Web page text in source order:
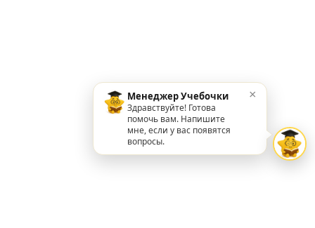
Менеджер Учебочки
Здравствуйте! Готова
помочь вам. Напишите
мне, если у вас появятся
вопросы.
×